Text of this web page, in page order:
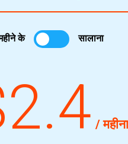
के सालाना
/ महीना